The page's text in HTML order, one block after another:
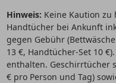
Hinweis: Keine Kaution
Handtücher bei Ankunft
gegen Gebühr
13 €, Handtücher-Set 10
enthalten. Geschirrtücher
€ pro Person und Tag)